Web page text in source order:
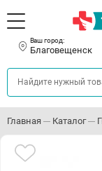
Ваш город:
Благовещенск
Главная Каталог